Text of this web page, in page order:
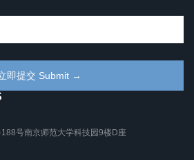
号南京师范大学科技园9楼D座